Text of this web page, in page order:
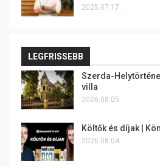
2025.07.17.
LEGFRISSEBB
Szerda-
villa
2026.08.05.
Költők és díjak |
2026.08.04.